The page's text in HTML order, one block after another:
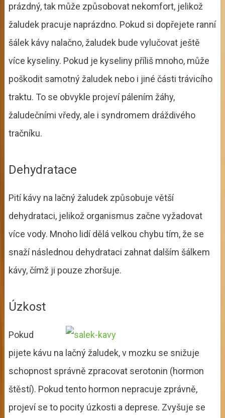
prázdný, tak může způsobovat nekomfort, jelikož
žaludek pracuje naprázdno. Pokud si dopřejete ranní
šálek kávy nalačno, žaludek bude vylučovat ještě
více kyseliny. Pokud je kyseliny příliš mnoho, může
poškodit samotný žaludek nebo i jiné části trávicího
traktu. To se obvykle projeví pálením žáhy,
žaludečními vředy, ale i syndromem dráždivého
tračníku.
Dehydratace
Pití kávy na lačný žaludek způsobuje větší
dehydrataci, jelikož organismus začne vyžadovat
více vody. Mnoho lidí dělá velkou chybu tím, že se
snaží následnou dehydrataci zahnat dalším šálkem
kávy, čímž ji pouze zhoršuje.
Úzkost
Pokud
pijete kávu na lačný žaludek, v mozku se snižuje
schopnost správně zpracovat serotonin (hormon
štěstí). Pokud tento hormon nepracuje zprávně,
projeví se to pocity úzkosti a deprese. Zvyšuje se